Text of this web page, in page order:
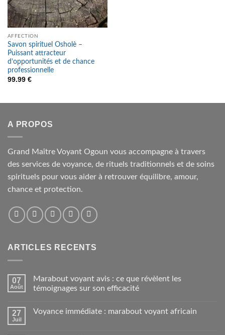
AFFECTION
Savon spirituel Osholè –
Puissant attracteur
d’opportunités et de chance
professionnelle
99.99 €
A PROPOS
Grand Maître Voyant Ogoun vous accompagne à travers
des services de voyance, de rituels traditionnels et de soins
spirituels pour vous aider à retrouver équilibre, amour,
chance et protection.
ARTICLES RECENTS
07
Août
Marabout voyant avis : ce que révèlent les
témoignages sur son efficacité
27
Juil
Voyance immédiate : marabout voyant africain